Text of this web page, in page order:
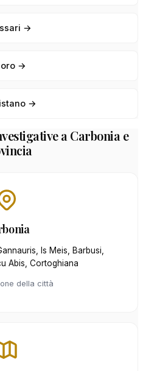
→
→
→
a Carbonia e
Is Meis, Barbusi,
Abis, Cortoghiana
della città